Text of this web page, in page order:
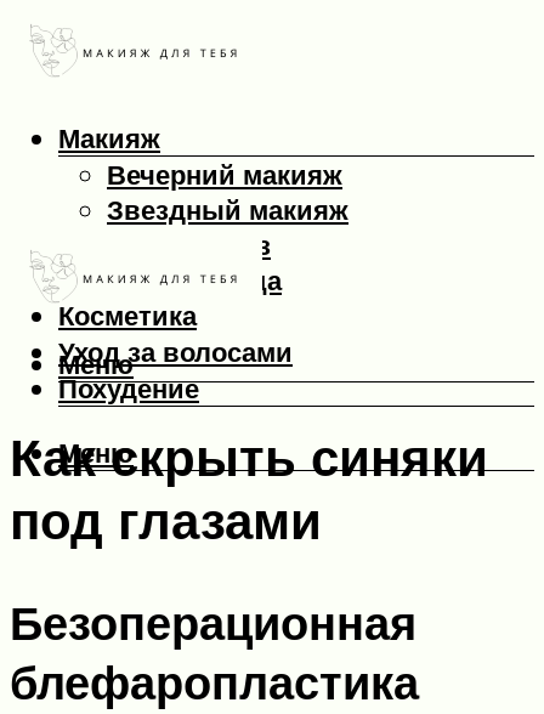
Макияж
Вечерний макияж
Звездный макияж
Макияж глаз
Макияж лица
Косметика
Уход за волосами
Похудение
Меню
Меню
Как скрыть синяки
под глазами
Безоперационная
блефаропластика